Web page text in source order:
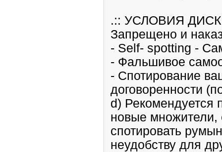
.:: УСЛОВИЯ
Запрещено и
- Self- spotting -
- Фальшивое
- Спотирование
договоренности
d) Рекомендуется
новые множители,
спотировать
неудобству для